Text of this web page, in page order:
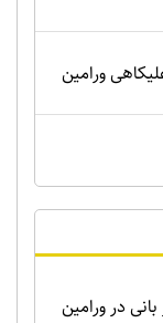
ورامین
در ورامین